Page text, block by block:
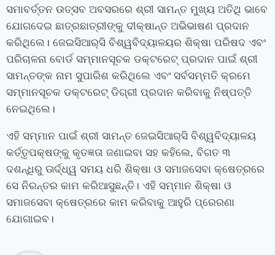
ସମାବର୍ତ୍ତନ ଉତ୍ସବ ଅବସରରେ ଶ୍ରୀ ସାମନ୍ତ ମୁଖ୍ୟ ଅତିଥି ଭାବେ
ଯୋଗଦେଇ ଛାତ୍ରଛାତ୍ରୀଙ୍କୁ ଦୀକ୍ଷାନ୍ତ ଅଭିଭାଷଣ ପ୍ରଦାନ
କରିଥିଲେ। ଜେଇସିଆର୍‍ସି ବିଶ୍ୱବିଦ୍ୟାଳୟର ଶିକ୍ଷା ପରିଷଦ ଏବଂ
ପରିଚାଳନା ବୋର୍ଡ ସମ୍ମାନସୂଚକ ଡକ୍ଟରେଟ୍‍ ପ୍ରଦାନ ପାଇଁ ଶ୍ରୀ
ସାମନ୍ତଙ୍କ ନାମ ସୁପାରିଶ କରିଥିଲେ ଏବଂ ସର୍ବସମ୍ମତି କ୍ରମେ
ସମ୍ମାନସୂଚକ ଡକ୍ଟରେଟ୍‍ ଡିଗ୍ରୀ ପ୍ରଦାନ କରିବାକୁ ନିଷ୍ପତ୍ତି
ନେଇଥିଲେ।
ଏହି ସମ୍ମାନ ପାଇଁ ଶ୍ରୀ ସାମନ୍ତ ଜେଇସିଆର୍‍ସି ବିଶ୍ୱବିଦ୍ୟାଳୟ
କର୍ତ୍ତୃପକ୍ଷଙ୍କୁ କୃତଜ୍ଞତା ଜଣାଇବା ସହ କହିଲେ, ବିଗତ ୩
ଦଶନ୍ଧିରୁ ଊର୍ଦ୍ଧ୍ୱ ସମୟ ଧରି ଶିକ୍ଷା ଓ ସମାଜସେବା କ୍ଷେତ୍ରରେ
ସେ ନିରନ୍ତର କାମ କରିଆସୁଛନ୍ତି। ଏହି ସମ୍ମାନ ଶିକ୍ଷା ଓ
ସମାଜସେବା କ୍ଷେତ୍ରରେ କାମ କରିବାକୁ ଆହୁରି ପ୍ରେରଣା
ଯୋଗାଇବ।